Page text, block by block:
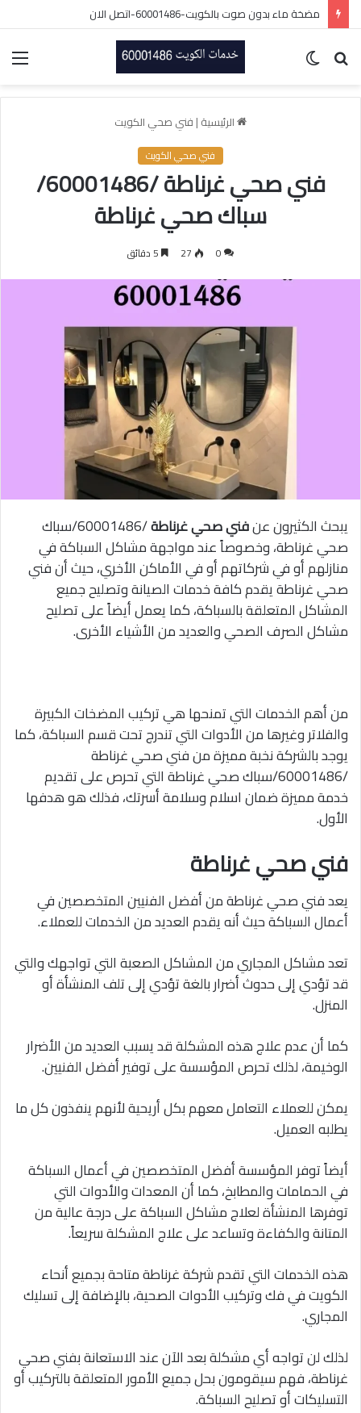
مضخة ماء بدون صوت بالكويت-60001486-اتصل الان
بحث
الرئيسية | فني صحي الكويت
فني صحي الكويت
فني صحي غرناطة /60001486/
سباك صحي غرناطة
0
27
يبحث الكثيرون عنفني صحي غرناطة
/60001486/سباك
صحي غرناطة، وخصوصاً عند مواجهة مشاكل السباكة في
منازلهم أو في شركاتهم أو في الأماكن الأخري، حيث أن فني
صحي غرناطة يقدم كافة خدمات الصيانة وتصليح جميع
المشاكل المتعلقة بالسباكة، كما يعمل أيضاً على تصليح
مشاكل الصرف الصحي والعديد من الأشياء الأخرى.
من أهم الخدمات التي تمنحها هي تركيب المضخات الكبيرة
والفلاتر وغيرها من الأدوات التي تندرج تحت قسم السباكة، كما
يوجد بالشركة نخبة مميزة من فني صحي غرناطة
/60001486/سباك صحي غرناطة التي تحرص على تقديم
خدمة مميزة ضمان اسلام وسلامة أسرتك، فذلك هو هدفها
الأول.
فني صحي غرناطة
يعد فني صحي غرناطة من أفضل الفنيين المتخصصين في
أعمال السباكة حيث أنه يقدم العديد من الخدمات للعملاء.
تعد مشاكل المجاري من المشاكل الصعبة التي تواجهك والتي
قد تؤدي إلى حدوث أضرار بالغة تؤدي إلى تلف المنشأة أو
المنزل.
كما أن عدم علاج هذه المشكلة قد يسبب العديد من الأضرار
الوخيمة، لذلك تحرص المؤسسة على توفير أفضل الفنيين.
يمكن للعملاء التعامل معهم بكل أريحية لأنهم ينفذون كل ما
يطلبه العميل.
أيضاً توفر المؤسسة أفضل المتخصصين في أعمال السباكة
في الحمامات والمطابخ، كما أن المعدات والأدوات التي
توفرها المنشأة لعلاج مشاكل السباكة على درجة عالية من
المتانة والكفاءة وتساعد على علاج المشكلة سريعاً.
هذه الخدمات التي تقدم شركة غرناطة متاحة بجميع أنحاء
الكويت في فك وتركيب الأدوات الصحية، بالإضافة إلى تسليك
المجاري.
لذلك لن تواجه أي مشكلة بعد الآن عند الاستعانة بفني صحي
غرناطة، فهم سيقومون بحل جميع الأمور المتعلقة بالتركيب أو
التسليكات أو تصليح السباكة.